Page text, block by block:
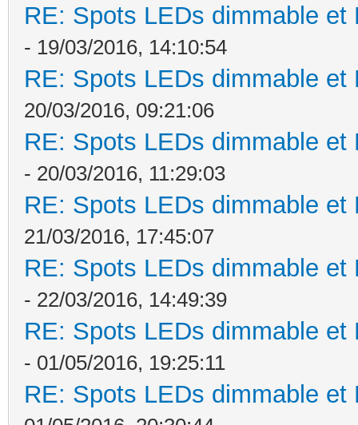
RE: Spots LEDs dimmable
- 19/03/2016, 14:10:54
RE: Spots LEDs dimmable
20/03/2016, 09:21:06
RE: Spots LEDs dimmable
- 20/03/2016, 11:29:03
RE: Spots LEDs dimmable
21/03/2016, 17:45:07
RE: Spots LEDs dimmable
- 22/03/2016, 14:49:39
RE: Spots LEDs dimmable
- 01/05/2016, 19:25:11
RE: Spots LEDs dimmable